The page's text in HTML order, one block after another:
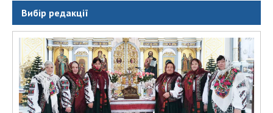
Вибір редакції